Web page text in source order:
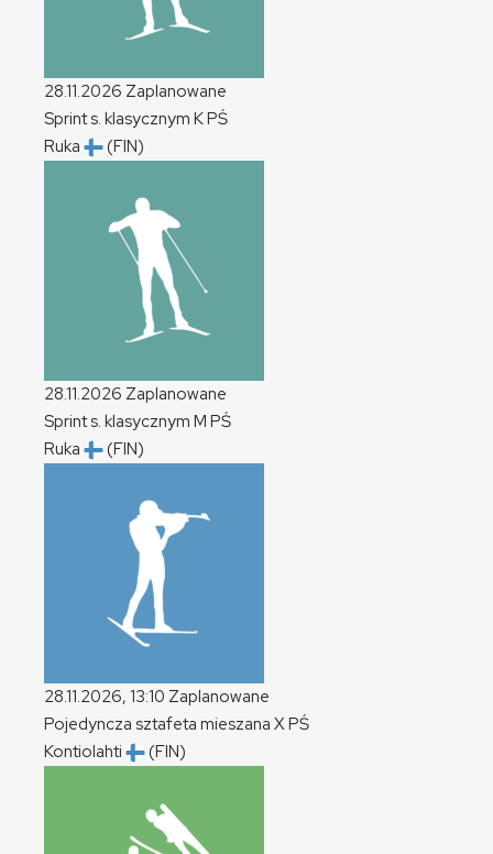
28.11.2026 Zaplanowane
Sprint s. klasycznym KPŚ
Ruka
(FIN)
28.11.2026 Zaplanowane
Sprint s. klasycznym M PŚ
Ruka
(FIN)
28.11.2026, 13:10 Zaplanowane
Pojedyncza sztafeta mieszana XPŚ
Kontiolahti
(FIN)